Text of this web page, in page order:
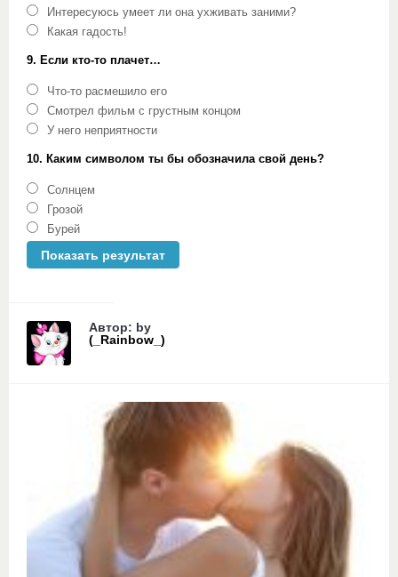
Интересуюсь умеет ли она ухживать заними?
Какая гадость!
9. Если кто-то плачет…
Что-то расмешило его
Смотрел фильм с грустным концом
У него неприятности
10. Каким символом ты бы обозначила свой день?
Солнцем
Грозой
Бурей
Автор: by
(_Rainbow_)